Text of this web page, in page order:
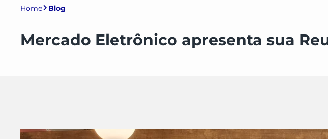
Home Blog
Mercado Eletrônico apresenta sua